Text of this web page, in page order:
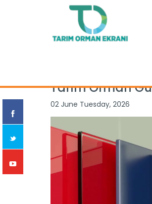
Tarım Orman
02 June Tuesday, 2026